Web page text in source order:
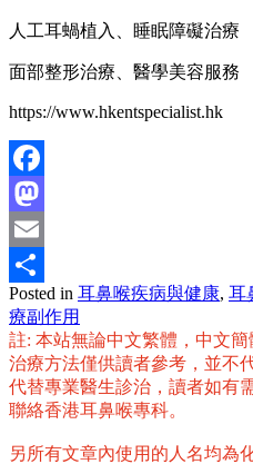
人工耳蝸植入、睡眠障礙治療
面部整形治療、醫學美容服務
https://www.hkentspecialist.hk
Facebook
Mastodon
Email
分
享
Posted in 耳鼻喉疾病與健康, 耳
療副作用
註: 本站無論中文繁體，中文
治療方法僅供讀者參考，並不
代替專業醫生診治，讀者如有
聯絡香港耳鼻喉專科。
另所有文章內使用的人名均為化